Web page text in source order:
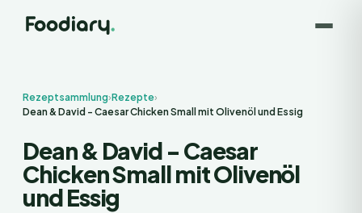
Rezeptsammlung›Rezepte›
Dean & David - Caesar Chicken Small mit Olivenöl und Essig
Dean & David - Caesar
Chicken Small mit Olivenöl
und Essig